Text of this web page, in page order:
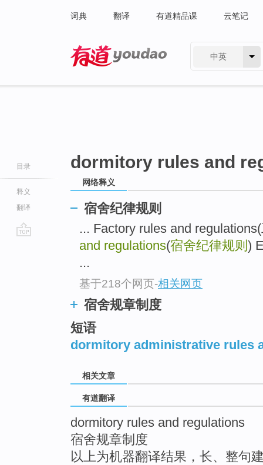
词典 翻译 有道精品课 云笔记
中英
目录
释义
翻译
dormitory rules and
网络释义
宿舍纪律规则
... Factory rules and
and regulations(宿舍纪律规则 )
...
基于218个网页-相关网页
宿舍规章制度
短语
dormitory administrative rules
相关文章
有道翻译
dormitory rules and regulations
宿舍规章制度
以上为机器翻译结果，长、整句